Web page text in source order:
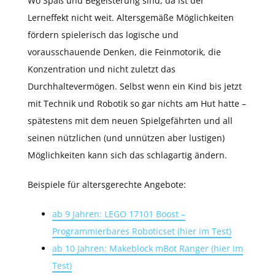
Lerneffekt nicht weit. Altersgemäße Möglichkeiten
fördern spielerisch das logische und
vorausschauende Denken, die Feinmotorik, die
Konzentration und nicht zuletzt das
Durchhaltevermögen. Selbst wenn ein Kind bis jetzt
mit Technik und Robotik so gar nichts am Hut hatte –
spätestens mit dem neuen Spielgefährten und all
seinen nützlichen (und unnützen aber lustigen)
Möglichkeiten kann sich das schlagartig ändern.
Beispiele für altersgerechte Angebote:
ab 9 Jahren: LEGO 17101 Boost –
Programmierbares Roboticset (hier im Test)
ab 10 Jahren: Makeblock mBot Ranger (hier im
Test)